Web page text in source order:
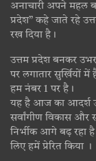
अनाचारी अपने महल
प्रदेश” कहे जाते रहे
रख दिया है।
उत्तम प्रदेश बनकर
पर लगातार सुर्खियों
हम नंबर 1 पर है।
यह है आज का आदर्श
सर्वांगीण विकास और
निर्भीक आगे बढ़ रहा
लिए हमें प्रेरित किया ।